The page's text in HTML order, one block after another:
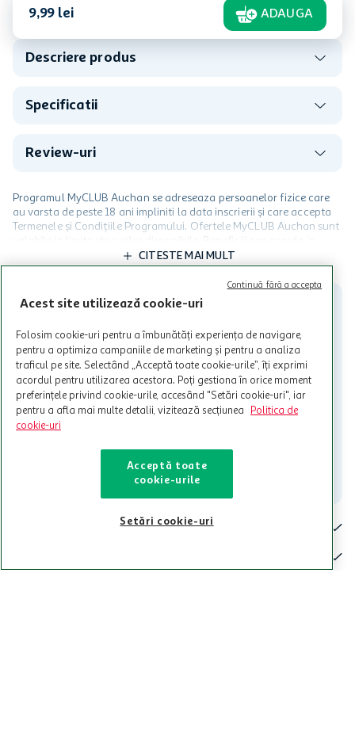
9,99 lei ADAUGA
Descriere produs
Specificatii
Review-uri
Programul MyCLUB Auchan se adreseaza persoanelor fizice care
au varsta de peste 18 ani impliniti la data inscrierii și care accepta
Termenele și Condițiile Programului. Ofertele MyCLUB Auchan sunt
valabile in limita stocurilor disponibile. Beneficiile se acorda in
limita a 12 unitati / card client o singura data in perioada promotiei.
Cardul poate fi utilizat doar in legatura cu magazinele Auchan
participante și pentru acțiuni promotionale indicate de Auchan si
nu poate fi utilizat in legatura cu alti comercianți sau pentru alte
care aceste este suspendat sau in perioada in care sunt efectuate
intretineri sau reparatii tehnice la sistemul de utilizarea al Cardului.
CITESTE MAI MULT
Contacteaza-ne!
Iti stam mereu la dispozitie.
Contact
Acest site utilizează cookie-uri
Folosim cookie-uri pentru a îmbunătăți experiența de navigare,
pentru a optimiza campaniile de marketing și pentru a analiza
traficul pe site. Selectând „Acceptă toate cookie-urile”, îți exprimi
acordul pentru utilizarea acestora. Poți gestiona în orice moment
preferințele privind cookie-urile, accesând "Setări cookie-uri", iar
pentru a afla mai multe detalii, vizitează secțiunea
Politica de
cookie-uri
Acceptă toate
cookie-urile
Setări cookie-uri
Continuă fără a accepta